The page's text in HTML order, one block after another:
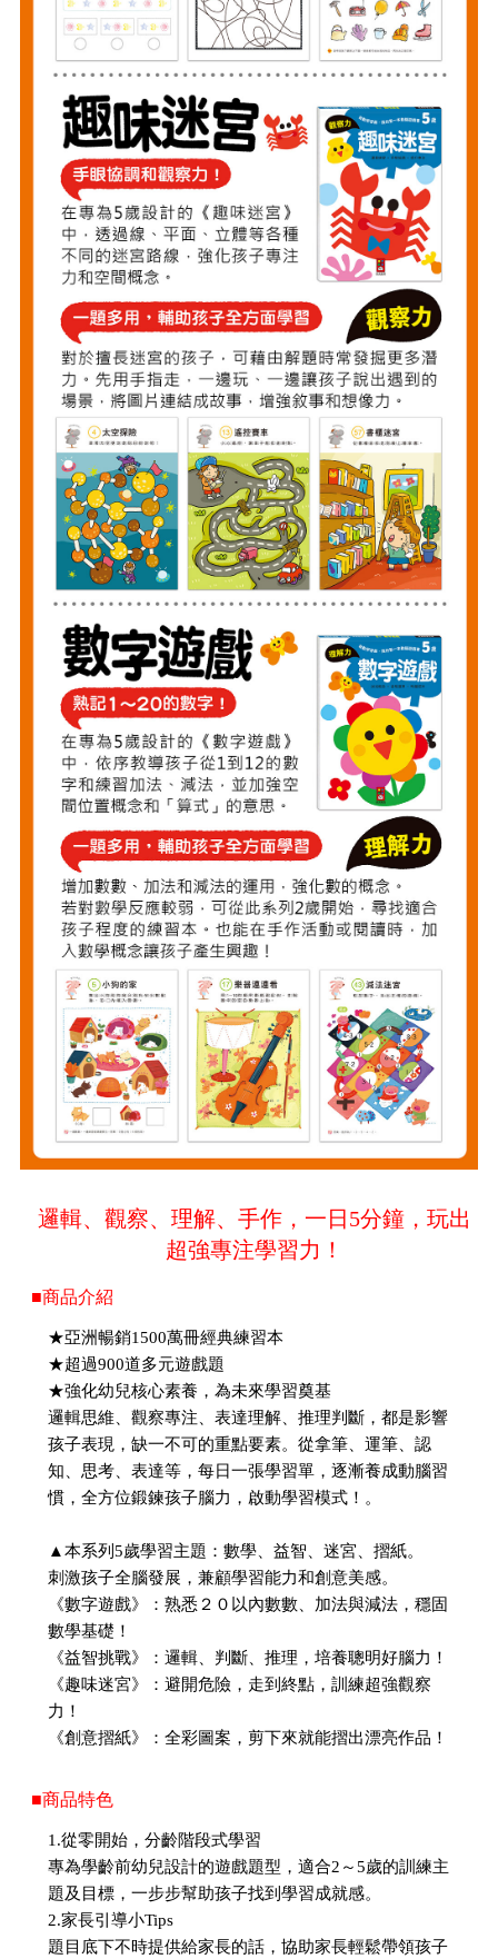
邏輯、觀察、理解、手作，一日5分鐘，玩出
超強專注學習力！
■商品介紹
★亞洲暢銷1500萬冊經典練習本
★超過900道多元遊戲題
★強化幼兒核心素養，為未來學習奠基
邏輯思維、觀察專注、表達理解、推理判斷，都是影響
孩子表現，缺一不可的重點要素。從拿筆、運筆、認
知、思考、表達等，每日一張學習單，逐漸養成動腦習
慣，全方位鍛鍊孩子腦力，啟動學習模式！。
▲本系列5歲學習主題：數學、益智、迷宮、摺紙。
刺激孩子全腦發展，兼顧學習能力和創意美感。
《數字遊戲》：熟悉２０以內數數、加法與減法，穩固
數學基礎！
《益智挑戰》：邏輯、判斷、推理，培養聰明好腦力！
《趣味迷宮》：避開危險，走到終點，訓練超強觀察
力！
《創意摺紙》：全彩圖案，剪下來就能摺出漂亮作品！
■商品特色
1.從零開始，分齡階段式學習
專為學齡前幼兒設計的遊戲題型，適合2～5歲的訓練主
題及目標，一步步幫助孩子找到學習成就感。
2.家長引導小Tips
題目底下不時提供給家長的話，協助家長輕鬆帶領孩子